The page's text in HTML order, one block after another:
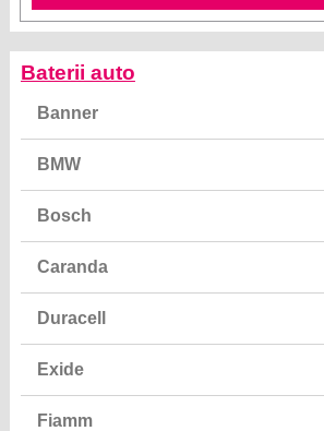
Baterii auto
Banner
BMW
Bosch
Caranda
Duracell
Exide
Fiamm